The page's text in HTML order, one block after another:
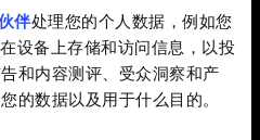
伴处理您的个人数据，例如您
设备上存储和访问信息，以投
和内容测评、受众洞察和产
的数据以及用于什么目的。
有，是什么内容？
，请提供重现问题的步骤。
期、时间、时区）。如果您
供。